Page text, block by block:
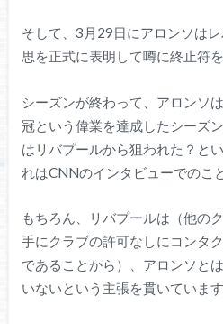
そして、3月29日にアロンソは
思を正式に表明して噂に終止符を
シーズンが終わって、アロンソ
冠という偉業を達成したシーズ
はリバプールから狙われた？と
れはCNNのインタビューでのこ
もちろん、リバプールは（他の
手にクラブの許可なしにコンタ
であることから）、アロンソと
いないという主張を貫いています